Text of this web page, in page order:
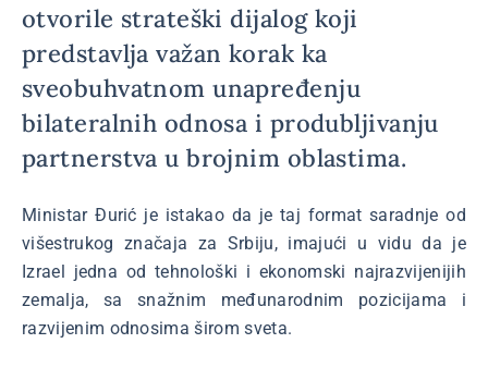
otvorile strateški dijalog koji
predstavlja važan korak ka
sveobuhvatnom unapređenju
bilateralnih odnosa i produbljivanju
partnerstva u brojnim oblastima.
Ministar Đurić je istakao da je taj format saradnje od
višestrukog značaja za Srbiju, imajući u vidu da je
Izrael jedna od tehnološki i ekonomski najrazvijenijih
zemalja, sa snažnim međunarodnim pozicijama i
razvijenim odnosima širom sveta.